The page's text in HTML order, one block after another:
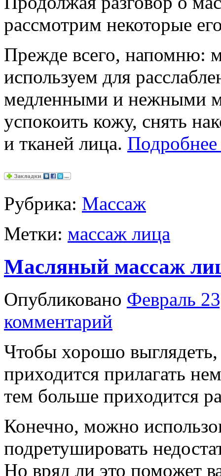
рассмотрим некоторые
Прежде всего, напомню:
используем для
медленными и нежными
успокоить кожу, снять
и тканей лица.
Рубрика: Массаж
Метки: массаж лица
Масляный массаж
Опубликовано Февраль
комментарий
Чтобы хорошо
приходится прилагать
тем больше приходится
Конечно, можно
подретушировать
Но вряд ли это поможет